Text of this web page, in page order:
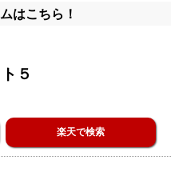
はこちら！
５
楽天で検索